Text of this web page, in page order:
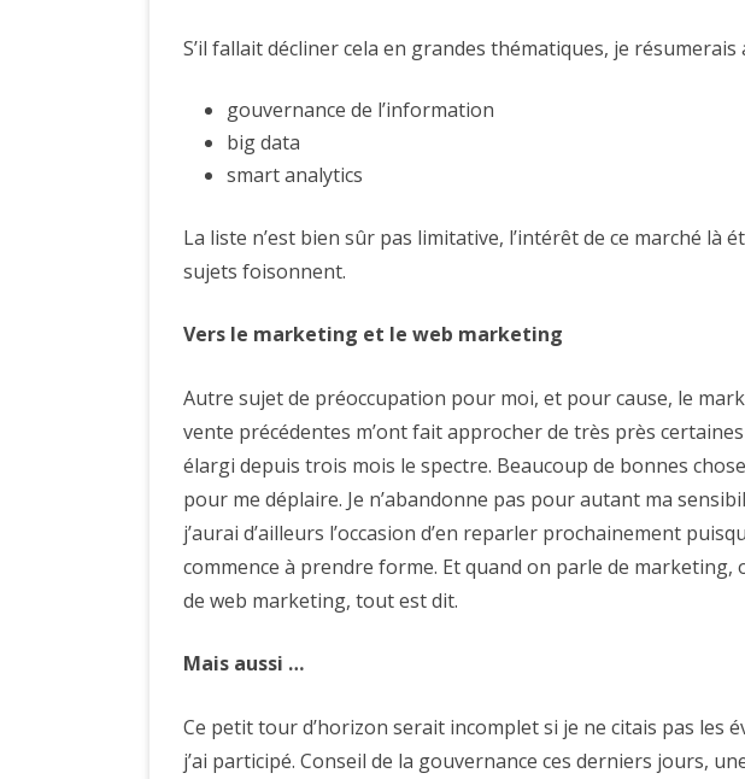
S’il fallait décliner cela en grandes thématiques, je résumerais
gouvernance de l’information
big data
smart analytics
La liste n’est bien sûr pas limitative, l’intérêt de ce marché là
sujets foisonnent.
Vers le marketing et le web marketing
Autre sujet de préoccupation pour moi, et pour cause, le
vente précédentes m’ont fait approcher de très près
élargi depuis trois mois le spectre. Beaucoup de bonnes
pour me déplaire. Je n’abandonne pas pour autant ma
j’aurai d’ailleurs l’occasion d’en reparler prochainement
commence à prendre forme. Et quand on parle de
de web marketing, tout est dit.
Mais aussi …
Ce petit tour d’horizon serait incomplet si je ne citais pas les
j’ai participé. Conseil de la gouvernance ces derniers jours,